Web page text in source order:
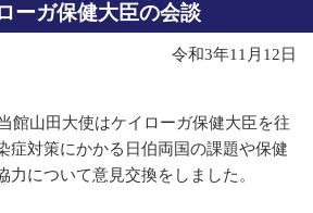
ーガ保健大臣の会談
令和3年11月12日
館山田大使はケイローガ保健大臣を往
症対策にかかる日伯両国の課題や保健
力について意見交換をしました。